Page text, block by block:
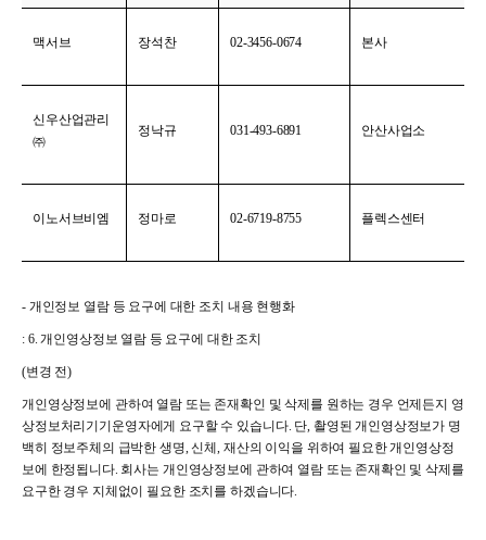
맥서브 장석찬 02-3456-0674 본사
신우산업관리
㈜
정낙규 031-493-6891 안산사업소
이노서브비엠 정마로 02-6719-8755 플렉스센터
- 개인정보 열람 등 요구에 대한 조치 내용 현행화
: 6. 개인영상정보 열람 등 요구에 대한 조치
(변경 전)
개인영상정보에 관하여 열람 또는 존재확인 및 삭제를 원하는 경우 언제든지 영
상정보처리기기운영자에게 요구할 수 있습니다. 단, 촬영된 개인영상정보가 명
백히 정보주체의 급박한 생명, 신체, 재산의 이익을 위하여 필요한 개인영상정
보에 한정됩니다. 회사는 개인영상정보에 관하여 열람 또는 존재확인 및 삭제를
요구한 경우 지체없이 필요한 조치를 하겠습니다.